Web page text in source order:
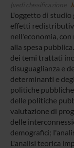
(vedi classificazione
L'oggetto di studio
effetti
nell'economia,
alla spesa
dei temi trattati
disuguaglianza e
determinanti e
politiche
delle politiche
valutazione di
delle
demografici;
L'analisi teorica